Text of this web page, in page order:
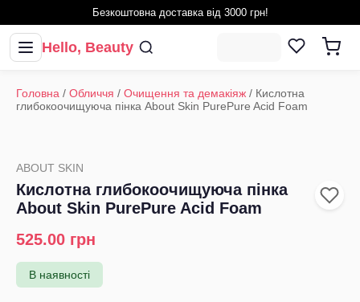
Безкоштовна доставка від 3000 грн!
Hello, Beauty
Головна / Обличчя / Очищення та демакіяж / Кислотна
глибокоочищуюча пінка About Skin PurePure Acid Foam
ABOUT SKIN
Кислотна глибокоочищуюча пінка
About Skin PurePure Acid Foam
525.00 грн
В наявності